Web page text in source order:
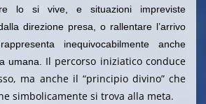
lo si vive, e situazioni impreviste
direzione presa, o rallentare l’arrivo
inequivocabilmente anche
umana. Il percorso iniziatico conduce
ma anche il “principio divino” che
simbolicamente si trova alla meta.